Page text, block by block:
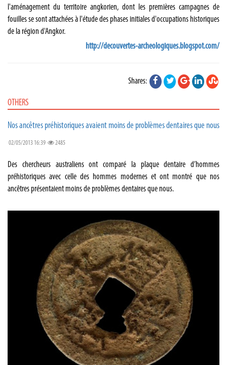
l'aménagement du territoire angkorien, dont les premières campagnes de
fouilles se sont attachées à l'étude des phases initiales d'occupations historiques
de la région d'Angkor.
http://decouvertes-archeologiques.blogspot.com/
Shares:
OTHERS
Nos ancêtres préhistoriques avaient moins de problèmes dentaires que nous
02/05/2013 16:39 2485
Des chercheurs australiens ont comparé la plaque dentaire d’hommes
préhistoriques avec celle des hommes modernes et ont montré que nos
ancêtres présentaient moins de problèmes dentaires que nous.